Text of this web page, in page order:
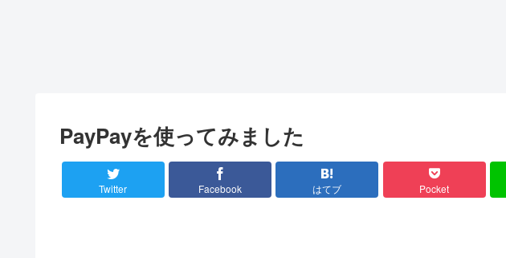
PayPayを使ってみました
Twitter Facebook はてブ Pocket